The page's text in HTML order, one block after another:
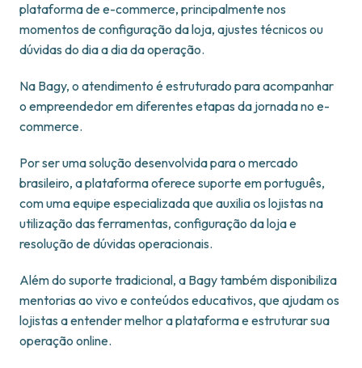
plataforma de e-commerce, principalmente nos
momentos de configuração da loja, ajustes técnicos ou
dúvidas do dia a dia da operação.
Na Bagy, o atendimento é estruturado para acompanhar
o empreendedor em diferentes etapas da jornada no e-
commerce.
Por ser uma solução desenvolvida para o mercado
brasileiro, a plataforma oferece suporte em português,
com uma equipe especializada que auxilia os lojistas na
utilização das ferramentas, configuração da loja e
resolução de dúvidas operacionais.
Além do suporte tradicional, a Bagy também disponibiliza
mentorias ao vivo e conteúdos educativos, que ajudam os
lojistas a entender melhor a plataforma e estruturar sua
operação online.